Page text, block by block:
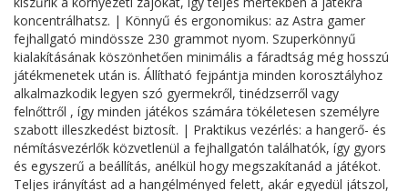
koncentrálhatsz. | Könnyű és ergonomikus: az Astra gamer
fejhallgató mindössze 230 grammot nyom. Szuperkönnyű
kialakításának köszönhetően minimális a fáradtság még hosszú
játékmenetek után is. Állítható fejpántja minden korosztályhoz
alkalmazkodik legyen szó gyermekről, tinédzserről vagy
felnőttről , így minden játékos számára tökéletesen személyre
szabott illeszkedést biztosít. | Praktikus vezérlés: a hangerő- és
némításvezérlők közvetlenül a fejhallgatón találhatók, így gyors
és egyszerű a beállítás, anélkül hogy megszakítanád a játékot.
Teljes irányítást ad a hangélményed felett, akár egyedül játszol,